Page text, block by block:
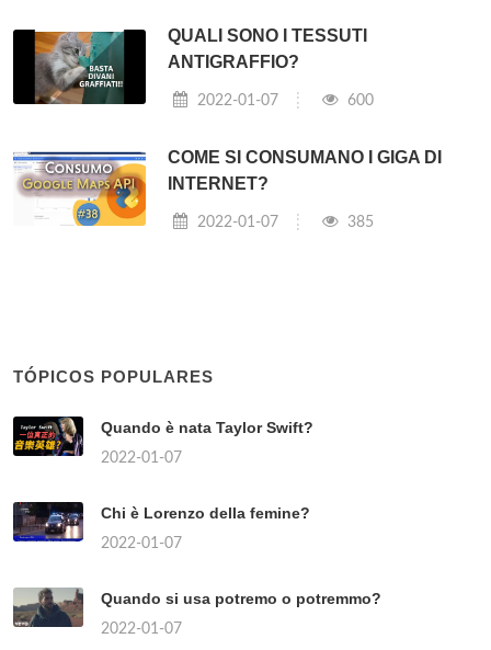
QUALI SONO I TESSUTI
ANTIGRAFFIO?
2022-01-07 600
COME SI CONSUMANO I GIGA DI
INTERNET?
2022-01-07 385
TÓPICOS POPULARES
Quando è nata Taylor Swift?
2022-01-07
Chi è Lorenzo della femine?
2022-01-07
Quando si usa potremo o potremmo?
2022-01-07